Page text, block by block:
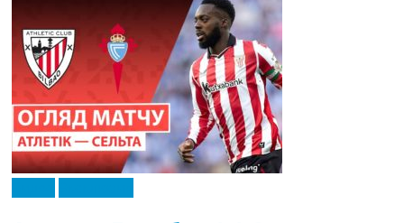
RU
UA
Categories
Главная
Новости футбола
Видео
Трансферы
Новости футбола Украины
Последние комментарии